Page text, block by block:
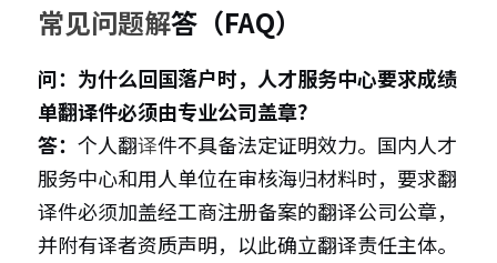
常见问题解答（FAQ）
问：为什么回国落户时，人才服务中心要求成绩
单翻译件必须由专业公司盖章？
答： 个人翻译件不具备法定证明效力。国内人才
服务中心和用人单位在审核海归材料时，要求翻
译件必须加盖经工商注册备案的翻译公司公章，
并附有译者资质声明，以此确立翻译责任主体。